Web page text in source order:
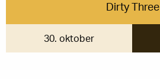
Dirty Three
30. oktober